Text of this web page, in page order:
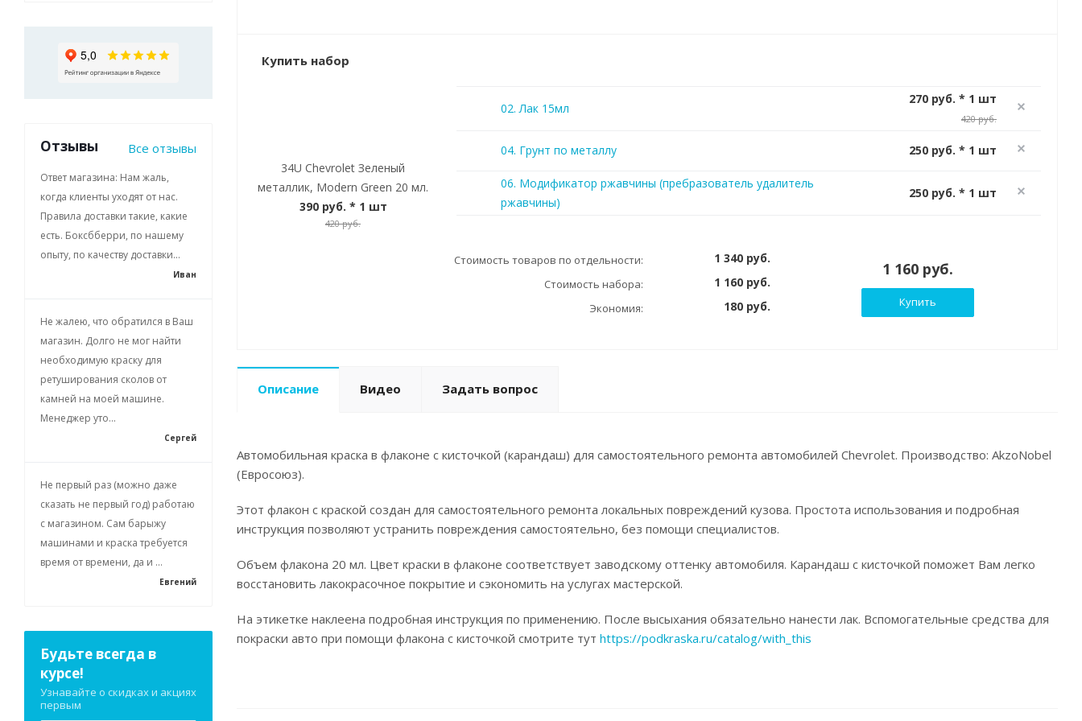
Купить набор
34U Chevrolet Зеленый
металлик, Modern Green 20 мл.
390 руб. * 1 шт
420 руб.
02. Лак 15мл
270 руб. * 1 шт
420 руб.
04. Грунт по металлу 250 руб. * 1 шт
06. Модификатор ржавчины (пребразователь удалитель
ржавчины)
250 руб. * 1 шт
Стоимость товаров по отдельности: 1 340 руб.
Стоимость набора: 1 160 руб.
Экономия: 180 руб.
1 160 руб.
Купить
Описание Видео Задать вопрос
Автомобильная краска в флаконе с кисточкой (карандаш) для самостоятельного ремонта автомобилей Chevrolet. Производство: AkzoNobel
(Евросоюз).
Этот флакон с краской создан для самостоятельного ремонта локальных повреждений кузова. Простота использования и подробная
инструкция позволяют устранить повреждения самостоятельно, без помощи специалистов.
Объем флакона 20 мл. Цвет краски в флаконе соответствует заводскому оттенку автомобиля. Карандаш с кисточкой поможет Вам легко
восстановить лакокрасочное покрытие и сэкономить на услугах мастерской.
На этикетке наклеена подробная инструкция по применению. После высыхания обязательно нанести лак. Вспомогательные средства для
покраски авто при помощи флакона с кисточкой смотрите тут https://podkraska.ru/catalog/with_this
Отзывы Все отзывы
Ответ магазина: Нам жаль,
когда клиенты уходят от нас.
Правила доставки такие, какие
есть. Боксбберри, по нашему
опыту, по качеству доставки...
Иван
Не жалею, что обратился в Ваш
магазин. Долго не мог найти
необходимую краску для
ретуширования сколов от
камней на моей машине.
Менеджер уто...
Сергей
Не первый раз (можно даже
сказать не первый год) работаю
с магазином. Сам барыжу
машинами и краска требуется
время от времени, да и ...
Евгений
Будьте всегда в
курсе!
Узнавайте о скидках и акциях
первым